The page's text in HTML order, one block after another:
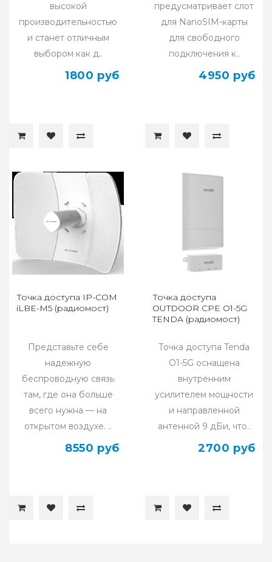
высокой
производительностью
и станет отличным
выбором как д..
1800 руб
предусматривает слот
для NanoSIM-карты
для свободного
подключения к..
4950 руб
Точка доступа IP-COM
iLBE-M5 (радиомост)
Представьте себе
надежную
беспроводную связь
там, где она больше
всего нужна — на
открытом воздухе. ..
8550 руб
Точка доступа
OUTDOOR CPE O1-5G
TENDA (радиомост)
Точка доступа Tenda
O1-5G оснащена
внутренним
усилителем мощности
и направленной
антенной 9 дБи, что..
2700 руб